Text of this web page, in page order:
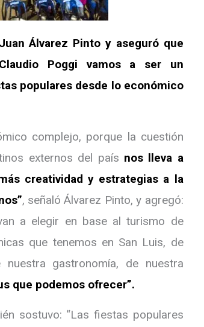
Álvarez Pinto y aseguró que
Poggi vamos a ser un
populares desde lo económico
complejo, porque la cuestión
externos del país nos lleva a
creatividad y estrategias a la
, señaló Álvarez Pinto, y agregó:
a elegir en base al turismo de
que tenemos en San Luis, de
gastronomía, de nuestra
que podemos ofrecer”.
sostuvo: “Las fiestas populares